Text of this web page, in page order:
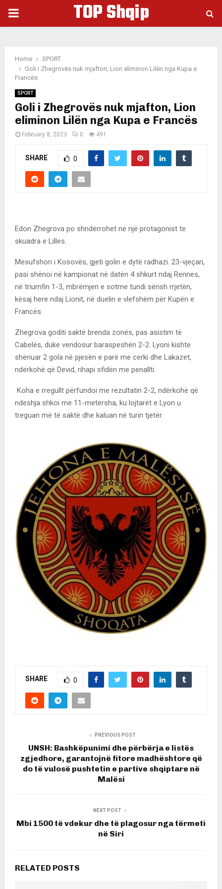
PRIMARY
TOP Shqip
Home
SPORT
Goli i Zhegrovës nuk mjafton, Lion eliminon Lilën nga Kupa e
Francës
SPORT
Goli i Zhegrovës nuk mjafton, Lion
eliminon Lilën nga Kupa e Francës
February 8, 2023 0 491
SHARE 0
Edon Zhegrova po shndërrohet në një protagonist te
skuadra e Lilles.
Mesufshori i Kosovës, gjeti golin e dytë radhazi. 23-vjeçari,
pasi shënoi në kampionat në datën 4 shkurt ndaj Rennes,
në triumfin 1-3, mbrëmjen e sotme tundi sërish rrjetën,
kësaj here ndaj Lionit, në duelin e vlefshëm për Kupën e
Francës.
Zhegrova goditi saktë brenda zonës, pas asistim të
Cabelës, duke vendosur baraspeshën 2-2. Lyoni kishte
shënuar 2 gola në pjesën e parë me cerki dhe Lakazet,
ndërkohë që Devid, rihapi sfidën me penallti.
Koha e rregullt përfundoi me rezultatin 2-2, ndërkohë që
ndeshja shkoi me 11-metërsha, ku lojtarët e Lyon u
treguan më të saktë dhe kaluan në turin tjetër.
SHARE 0
PREVIOUS POST
UNSH: Bashkëpunimi dhe përbërja e listës
zgjedhore, garantojnë fitore madhështore që
do të vulosë pushtetin e partive shqiptare në
Malësi
NEXT POST
Mbi 1500 të vdekur dhe të plagosur nga tërmeti
në Siri
RELATED POSTS